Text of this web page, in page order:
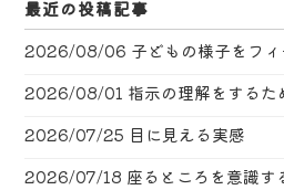
最近の投稿記事
2026/08/06 子どもの様子をフ
2026/08/01 指示の理解をするた
2026/07/25 目に見える実感
2026/07/18 座るところを意識す